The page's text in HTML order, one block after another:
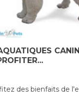
des bienfaits de